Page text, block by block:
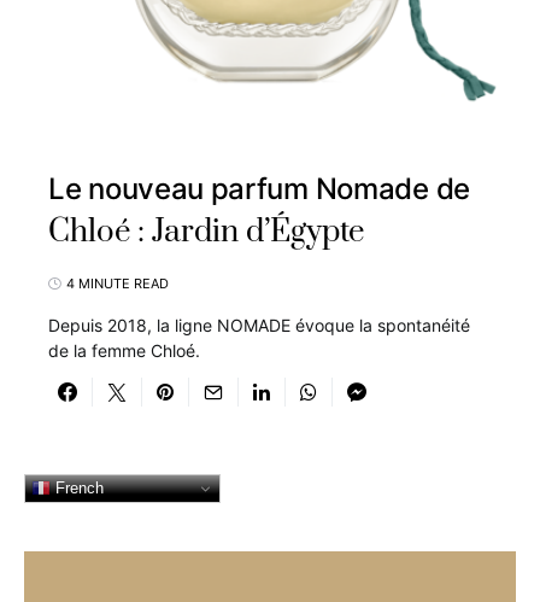
Le nouveau parfum Nomade de
Chloé : Jardin d’Égypte
4 MINUTE READ
Depuis 2018, la ligne NOMADE évoque la spontanéité
de la femme Chloé.
French